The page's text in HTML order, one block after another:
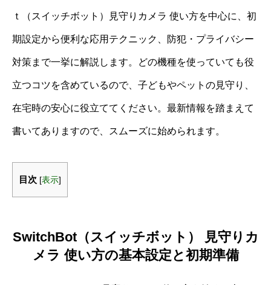
ｔ（スイッチボット）見守りカメラ 使い方を中心に、初
期設定から便利な応用テクニック、防犯・プライバシー
対策まで一挙に解説します。どの機種を使っていても役
立つコツを含めているので、子どもやペットの見守り、
在宅時の安心に役立ててください。最新情報を踏まえて
書いてありますので、スムーズに始められます。
目次 [表示]
SwitchBot（スイッチボット） 見守りカ
メラ 使い方の基本設定と初期準備